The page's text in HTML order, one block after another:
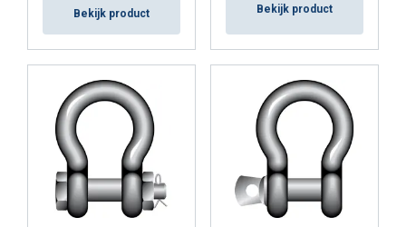
Bekijk product Bekijk product